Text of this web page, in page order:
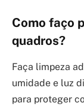
Como faço
quadros?
Faça limpeza
umidade e luz
para proteger